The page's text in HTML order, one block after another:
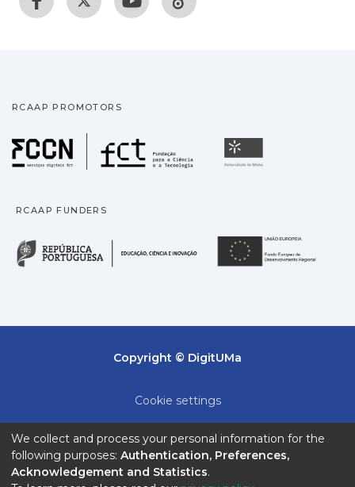
RCAAP PROMOTORS
Fundação para a
RCAAP FUNDERS
República Portuguesa
Copyright © DigitUMa
Cookie settings
End User Agreement
We collect and process your personal information for the
following purposes: Authentication, Preferences,
Acknowledgement and Statistics.